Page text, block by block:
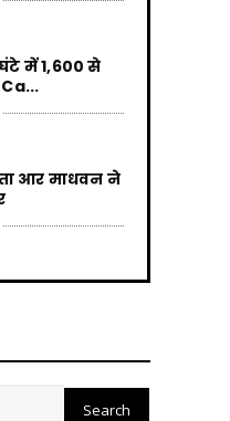
में 1,600 से
आर माधवन ने
में Ropeway